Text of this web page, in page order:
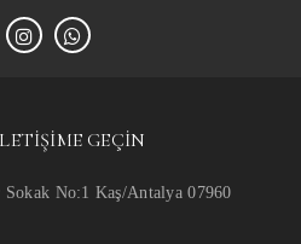
GEÇIN
No:1 Kaş/Antalya 07960